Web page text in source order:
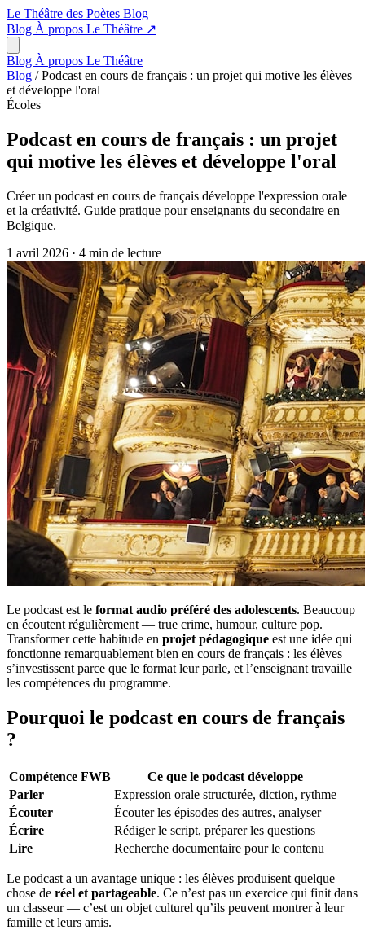
Le Théâtre des Poètes Blog
Blog À propos Le Théâtre ↗
Blog À propos Le Théâtre
Blog / Podcast en cours de français : un projet qui motive les élèves
et développe l'oral
Écoles
Podcast en cours de français : un projet
qui motive les élèves et développe l'oral
Créer un podcast en cours de français développe l'expression orale
et la créativité. Guide pratique pour enseignants du secondaire en
Belgique.
1 avril 2026 · 4 min de lecture
Le podcast est le format audio préféré des adolescents. Beaucoup
en écoutent régulièrement — true crime, humour, culture pop.
Transformer cette habitude en projet pédagogique est une idée qui
fonctionne remarquablement bien en cours de français : les élèves
s’investissent parce que le format leur parle, et l’enseignant travaille
les compétences du programme.
Pourquoi le podcast en cours de français
?
Compétence FWB
Ce que le podcast développe
Parler
Expression orale structurée, diction, rythme
Écouter
Écouter les épisodes des autres, analyser
Écrire
Rédiger le script, préparer les questions
Lire
Recherche documentaire pour le contenu
Le podcast a un avantage unique : les élèves produisent quelque
chose de réel et partageable. Ce n’est pas un exercice qui finit dans
un classeur — c’est un objet culturel qu’ils peuvent montrer à leur
famille et leurs amis.